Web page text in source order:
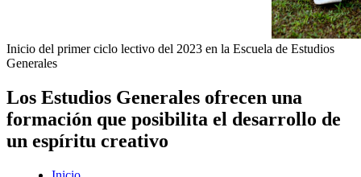
Inicio del primer ciclo lectivo del 2023 en la Escuela de Estudios
Generales
Los Estudios Generales ofrecen una
formación que posibilita el desarrollo de
un espíritu creativo